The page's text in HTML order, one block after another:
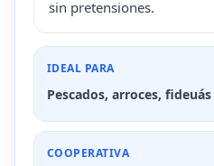
sin pretensiones.
IDEAL PARA
Pescados, arroces,
COOPERATIVA